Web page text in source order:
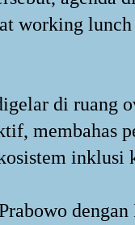
working lunch
di ruang
membahas
inklusi